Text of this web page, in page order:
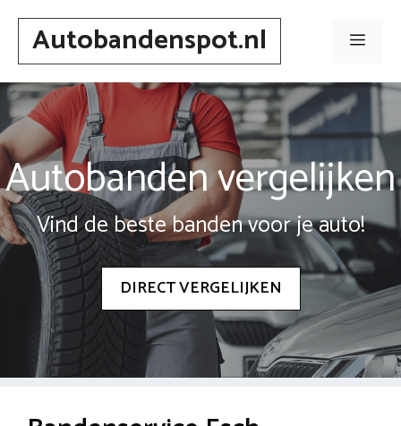
Spring
inhoudAutobandenspot.nl Menu
Autobanden vergelijken
Vind de beste banden voor je auto!
DIRECT VERGELIJKEN